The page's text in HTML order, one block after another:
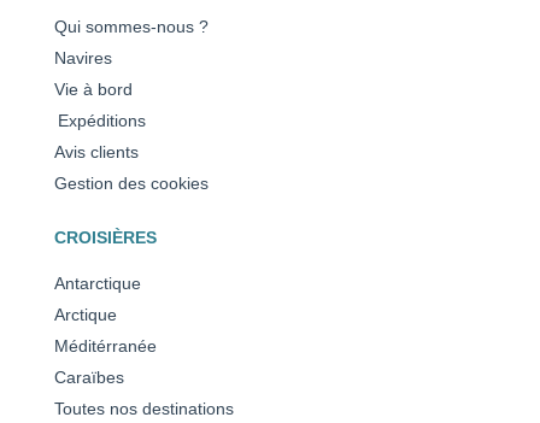
Qui sommes-nous ?
Navires
Vie à bord
Expéditions
Avis clients
Gestion des cookies
CROISIÈRES
Antarctique
Arctique
Méditérranée
Caraïbes
Toutes nos destinations